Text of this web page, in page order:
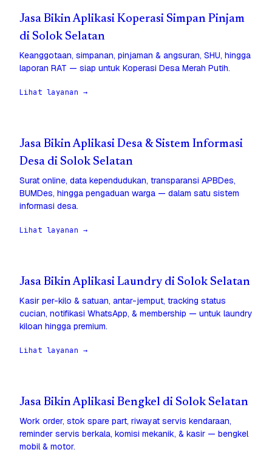
Jasa Bikin Aplikasi Koperasi Simpan Pinjam
di Solok Selatan
Keanggotaan, simpanan, pinjaman & angsuran, SHU, hingga
laporan RAT — siap untuk Koperasi Desa Merah Putih.
Lihat layanan →
Jasa Bikin Aplikasi Desa & Sistem Informasi
Desa di Solok Selatan
Surat online, data kependudukan, transparansi APBDes,
BUMDes, hingga pengaduan warga — dalam satu sistem
informasi desa.
Lihat layanan →
Jasa Bikin Aplikasi Laundry di Solok Selatan
Kasir per-kilo & satuan, antar-jemput, tracking status
cucian, notifikasi WhatsApp, & membership — untuk laundry
kiloan hingga premium.
Lihat layanan →
Jasa Bikin Aplikasi Bengkel di Solok Selatan
Work order, stok spare part, riwayat servis kendaraan,
reminder servis berkala, komisi mekanik, & kasir — bengkel
mobil & motor.